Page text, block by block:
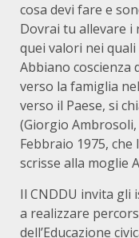
cosa devi fare e
Dovrai tu allevare i
quei valori nei
Abbiano coscienza
verso la famiglia
verso il Paese, si
(Giorgio
Febbraio 1975, che
scrisse alla moglie
Il CNDDU invita gli
a realizzare
dell’Educazione